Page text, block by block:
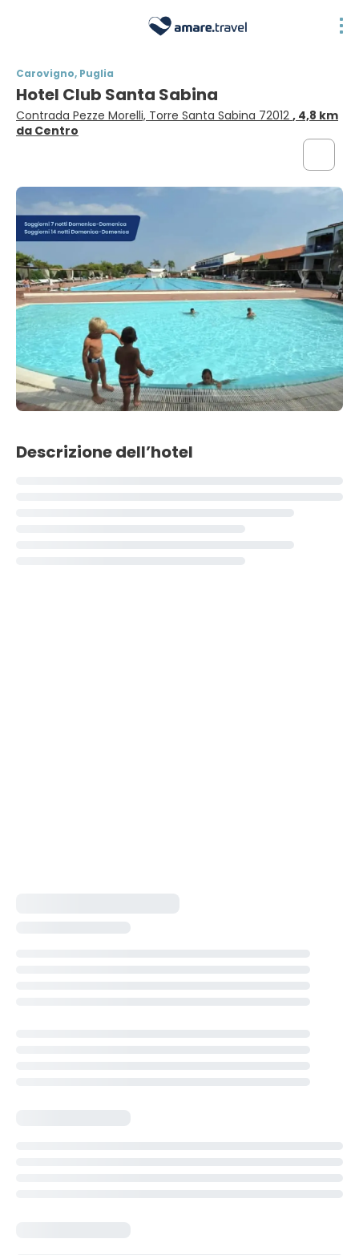
Carovigno, Puglia
Hotel Club Santa Sabina
Contrada Pezze Morelli, Torre Santa Sabina 72012 , 4,8 km
da Centro
Descrizione dell’hotel